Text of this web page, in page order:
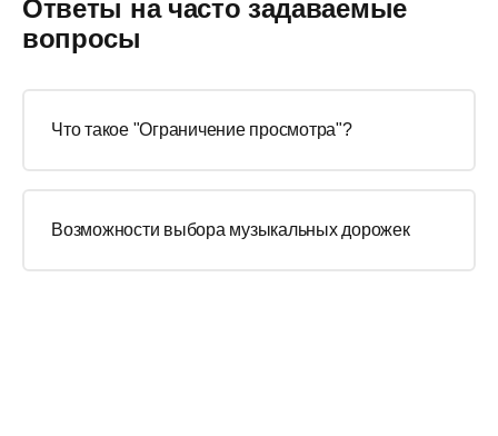
Ответы на часто задаваемые
вопросы
Что такое "Ограничение просмотра"?
Возможности выбора музыкальных дорожек